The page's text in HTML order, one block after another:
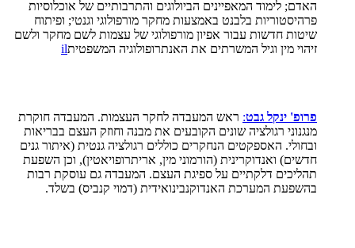
האדם; לימוד המאפיינים הביולוגים והתרבותיים של אוכלוסיות
פרהיסטוריות בלבנט באמצעות מחקר מורפולוגי וגנטי; ופיתוח
שיטות חדשות עבור אפיון מורפולוגי של עצמות לשם מחקר ולשם
זיהוי מין וגיל המשרתים את האנתרופולוגיה המשפטיתil
פרופ' ינקל גבט: ראש המעבדה לחקר העצמות. המעבדה חוקרת
מנגנוני רגולציה שונים הקובעים את מבנה וחוזק העצם בבריאות
ובחולי. האספקטים הנחקרים כוללים רגולציה גנטית (איתור גנים
חדשים) ואנדוקרינית (הורמוני מין, אריתרופויאטין), וכן השפעת
תהליכים דלקתיים על ספיגת העצם. המעבדה גם עוסקת רבות
בהשפעת המערכת האנדוקנבינואידית (דמוי קנביס) בשלד.